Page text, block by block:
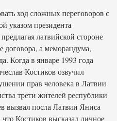
ход сложных переговоров с
указом президента
латвийской стороне
договора, а меморандума,
Когда в январе 1993 года
Костиков озвучил
прав человека в Латвии
трети жителей республики
вызвал посла Латвии Яниса
Костиков высказал личное